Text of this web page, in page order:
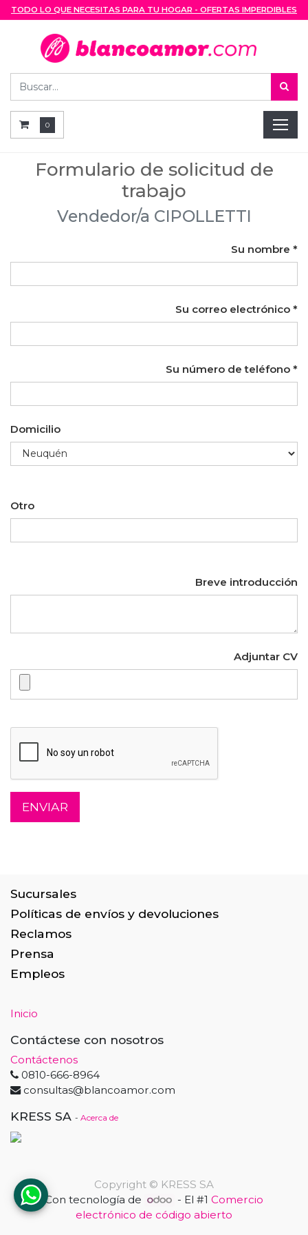
TODO LO QUE NECESITAS PARA TU HOGAR - OFERTAS IMPERDIBLES
0
Formulario de solicitud de
trabajo
Vendedor/a CIPOLLETTI
Su nombre
Su correo electrónico
Su número de teléfono
Domicilio
Otro
Breve introducción
Adjuntar CV
ENVIAR
Sucursales
Políticas de envíos y devoluciones
Reclamos
Prensa
Empleos
Inicio
Contáctese con nosotros
Contáctenos
0810-666-8964
consultas@blancoamor.com
KRESS SA - Acerca de
Copyright © KRESS SA
Con tecnología de
- El #1Comercio
electrónico de código abierto